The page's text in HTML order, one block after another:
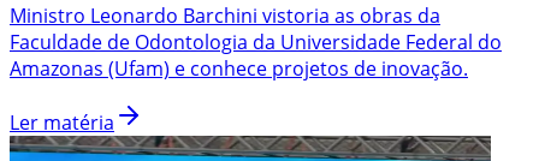
Ministro Leonardo Barchini vistoria as obras da
Faculdade de Odontologia da Universidade Federal do
Amazonas (Ufam) e conhece projetos de inovação.
Ler matéria